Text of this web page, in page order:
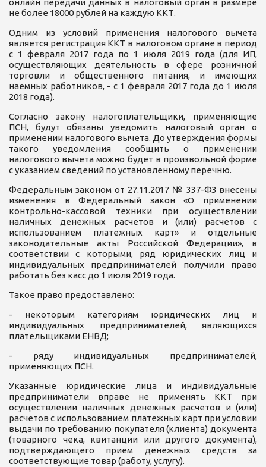
онлайн передачи данных в налоговый орган в размере
не более 18000 рублей на каждую ККТ.
Одним из условий применения налогового вычета
является регистрация ККТ в налоговом органе в период
с 1 февраля 2017 года по 1 июля 2019 года (для ИП,
осуществляющих деятельность в сфере розничной
торговли и общественного питания, и имеющих
наемных работников, - с 1 февраля 2017 года до 1 июля
2018 года).
Согласно закону налогоплательщики, применяющие
ПСН, будут обязаны уведомить налоговый орган о
применении налогового вычета. До утверждения формы
такого уведомления сообщить о применении
налогового вычета можно будет в произвольной форме
с указанием сведений по установленному перечню.
Федеральным законом от 27.11.2017 № 337-ФЗ внесены
изменения в Федеральный закон «О применении
контрольно-кассовой техники при осуществлении
наличных денежных расчетов и (или) расчетов с
использованием платежных карт» и отдельные
законодательные акты Российской Федерации», в
соответствии с которыми, ряд юридических лиц и
индивидуальных предпринимателей получили право
работать без касс до 1 июля 2019 года.
Такое право предоставлено:
- некоторым категориям юридических лиц и
индивидуальных предпринимателей, являющихся
плательщиками ЕНВД;
- ряду индивидуальных предпринимателей,
применяющих ПСН.
Указанные юридические лица и индивидуальные
предприниматели вправе не применять ККТ при
осуществлении наличных денежных расчетов и (или)
расчетов с использованием платежных карт при условии
выдачи по требованию покупателя (клиента) документа
(товарного чека, квитанции или другого документа),
подтверждающего прием денежных средств за
соответствующие товар (работу, услугу).